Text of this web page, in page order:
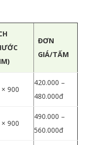
ĐƠN
GIÁ/TẤM
900
420.000 –
480.000đ
900
490.000 –
560.000đ